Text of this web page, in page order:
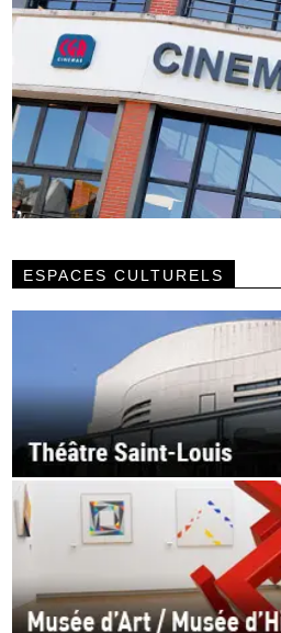
ESPACES CULTURELS